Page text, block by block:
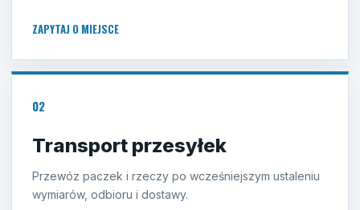
ZAPYTAJ O MIEJSCE
02
Transport przesyłek
Przewóz paczek i rzeczy po wcześniejszym ustaleniu
wymiarów, odbioru i dostawy.